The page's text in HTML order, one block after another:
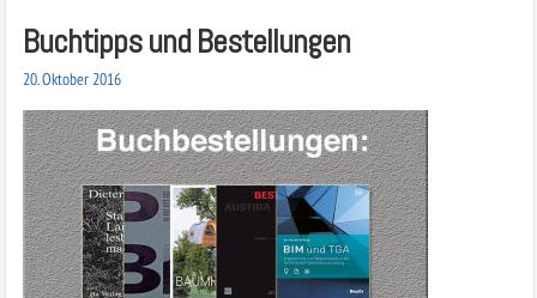
Buchtipps und Bestellungen
20. Oktober 2016